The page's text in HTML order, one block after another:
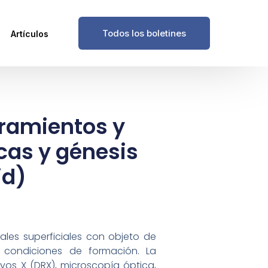
Artículos Todos los boletines
y
y génesis
superficiales con objeto de
de formación. La
X (DRX), microscopía óptica,